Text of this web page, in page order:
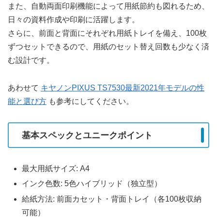
また、自動両面印刷機能によって用紙節約も図れるため、
日々の資料作成や印刷に活躍します。
さらに、前面と背面にそれぞれ用紙トレイを備え、100枚
ずつセットできるので、用紙のセット替え回数も少なく済
む設計です。
あわせて キヤノンPIXUS TS7530最新2021年モデルの性
能と選び方 も参考にしてください。
基本スペックとユニークポイント
最大用紙サイズ: A4
インク色数: 5色ハイブリッド（独立型）
給紙方法: 前面カセット・背面トレイ（各100枚収納
可能）